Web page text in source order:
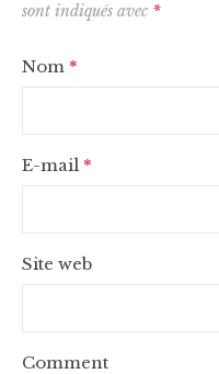
sont indiqués avec *
Nom *
E-mail *
Site web
Comment